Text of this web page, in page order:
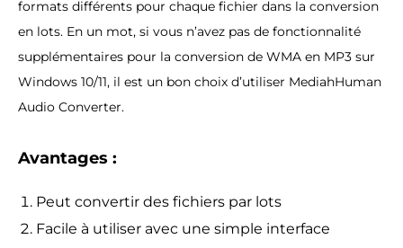
formats différents pour chaque fichier dans la conversion
en lots. En un mot, si vous n’avez pas de fonctionnalité
supplémentaires pour la conversion de WMA en MP3 sur
Windows 10/11, il est un bon choix d’utiliser MediahHuman
Audio Converter.
Avantages :
Peut convertir des fichiers par lots
Facile à utiliser avec une simple interface